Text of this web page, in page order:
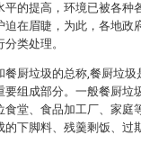
平的提高，环境已被各种
迫在眉睫，为此，各地政
类处理。
餐厨垃圾的总称,餐厨垃圾
要组成部分。一般餐厨垃
堂、食品加工厂、家庭
下脚料、残羹剩饭、过